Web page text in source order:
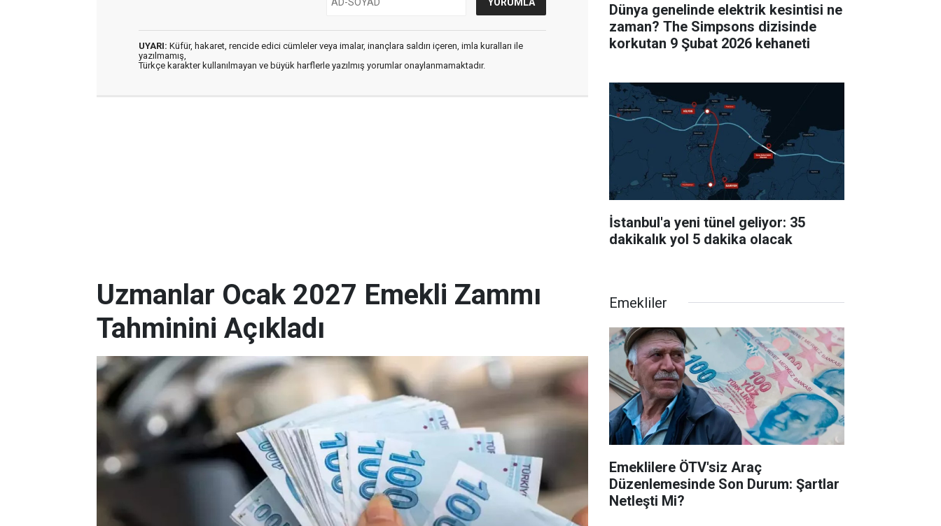
UYARI: Küfür, hakaret, rencide edici cümleler veya imalar, inançlara saldırı içeren, imla kuralları ile
yazılmamış,
Türkçe karakter kullanılmayan ve büyük harflerle yazılmış yorumlar onaylanmamaktadır.
Dünya genelinde elektrik kesintisi ne
zaman? The Simpsons dizisinde
korkutan 9 Şubat 2026 kehaneti
İstanbul'a yeni tünel geliyor: 35
dakikalık yol 5 dakika olacak
Uzmanlar Ocak 2027 Emekli Zammı
Tahminini Açıkladı
Emekliler
Emeklilere ÖTV'siz Araç
Düzenlemesinde Son Durum: Şartlar
Netleşti Mi?